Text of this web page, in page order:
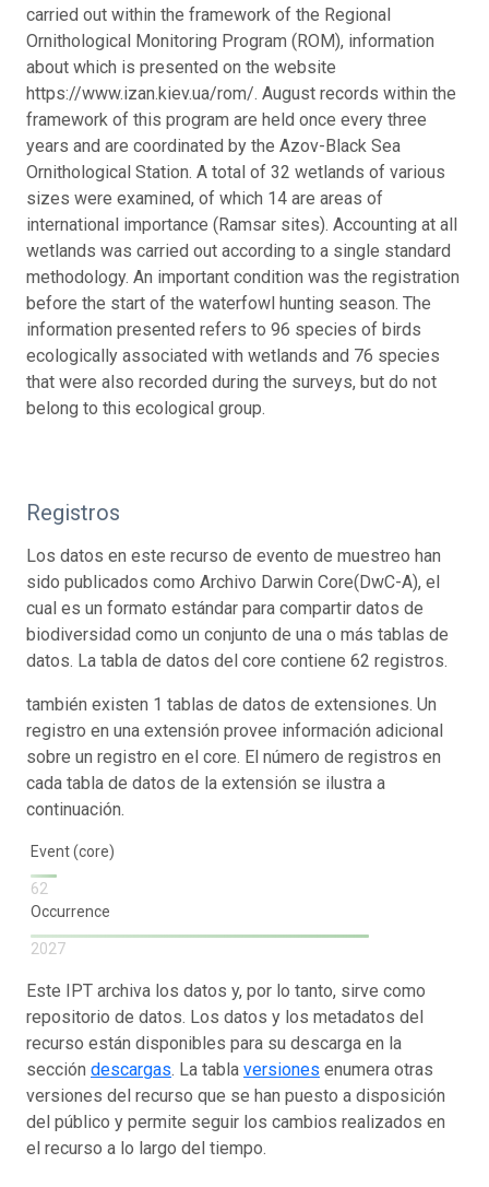
carried out within the framework of the Regional
Ornithological Monitoring Program (ROM), information
about which is presented on the website
https://www.izan.kiev.ua/rom/. August records within the
framework of this program are held once every three
years and are coordinated by the Azov-Black Sea
Ornithological Station. A total of 32 wetlands of various
sizes were examined, of which 14 are areas of
international importance (Ramsar sites). Accounting at all
wetlands was carried out according to a single standard
methodology. An important condition was the registration
before the start of the waterfowl hunting season. The
information presented refers to 96 species of birds
ecologically associated with wetlands and 76 species
that were also recorded during the surveys, but do not
belong to this ecological group.
Registros
Los datos en este recurso de evento de muestreo han
sido publicados como Archivo Darwin Core(DwC-A), el
cual es un formato estándar para compartir datos de
biodiversidad como un conjunto de una o más tablas de
datos. La tabla de datos del core contiene 62 registros.
también existen 1 tablas de datos de extensiones. Un
registro en una extensión provee información adicional
sobre un registro en el core. El número de registros en
cada tabla de datos de la extensión se ilustra a
continuación.
Event (core)
62
Occurrence
2027
Este IPT archiva los datos y, por lo tanto, sirve como
repositorio de datos. Los datos y los metadatos del
recurso están disponibles para su descarga en la
sección descargas. La tabla versiones enumera otras
versiones del recurso que se han puesto a disposición
del público y permite seguir los cambios realizados en
el recurso a lo largo del tiempo.